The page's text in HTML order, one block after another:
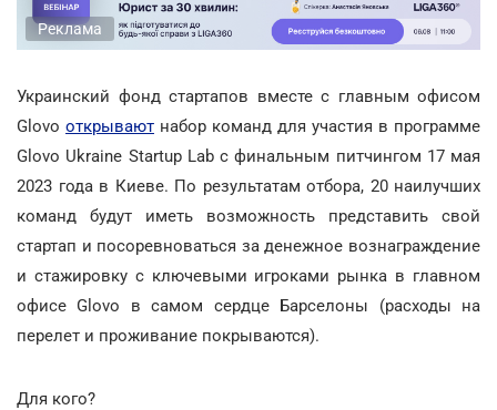
Реклама
Украинский фонд стартапов вместе с главным офисом
Glovo открывают набор команд для участия в программе
Glovo Ukraine Startup Lab с финальным питчингом 17 мая
2023 года в Киеве. По результатам отбора, 20 наилучших
команд будут иметь возможность представить свой
стартап и посоревноваться за денежное вознаграждение
и стажировку с ключевыми игроками рынка в главном
офисе Glovo в самом сердце Барселоны (расходы на
перелет и проживание покрываются).
Для кого?